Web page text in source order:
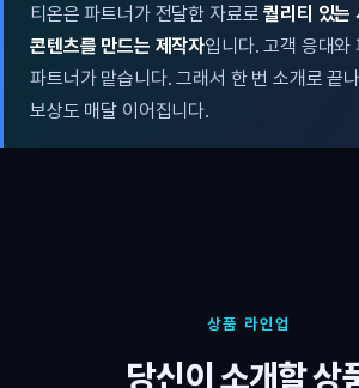
티온은 파트너가 전달한 자료로퀄리티 있는
콘텐츠를 만드는 제작자입니다. 고객 응대와
파트너가 맡습니다. 그래서 한 번 소개로 끝
보상도 매달 이어집니다.
상품 라인업
당신이 소개할 상